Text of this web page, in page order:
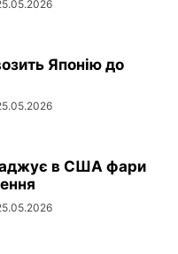
Японію до
в США фари